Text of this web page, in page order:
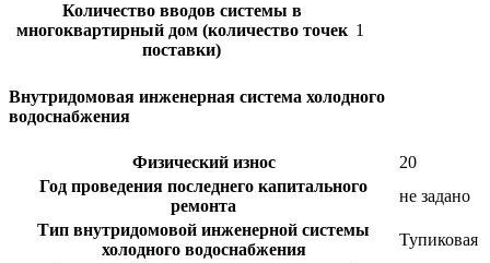
Количество вводов системы в
многоквартирный дом (количество точек
поставки)
1
Внутридомовая инженерная система холодного
водоснабжения
Физический износ
20
Год проведения последнего капитального
ремонта
не задано
Тип внутридомовой инженерной системы
холодного водоснабжения
Тупиковая